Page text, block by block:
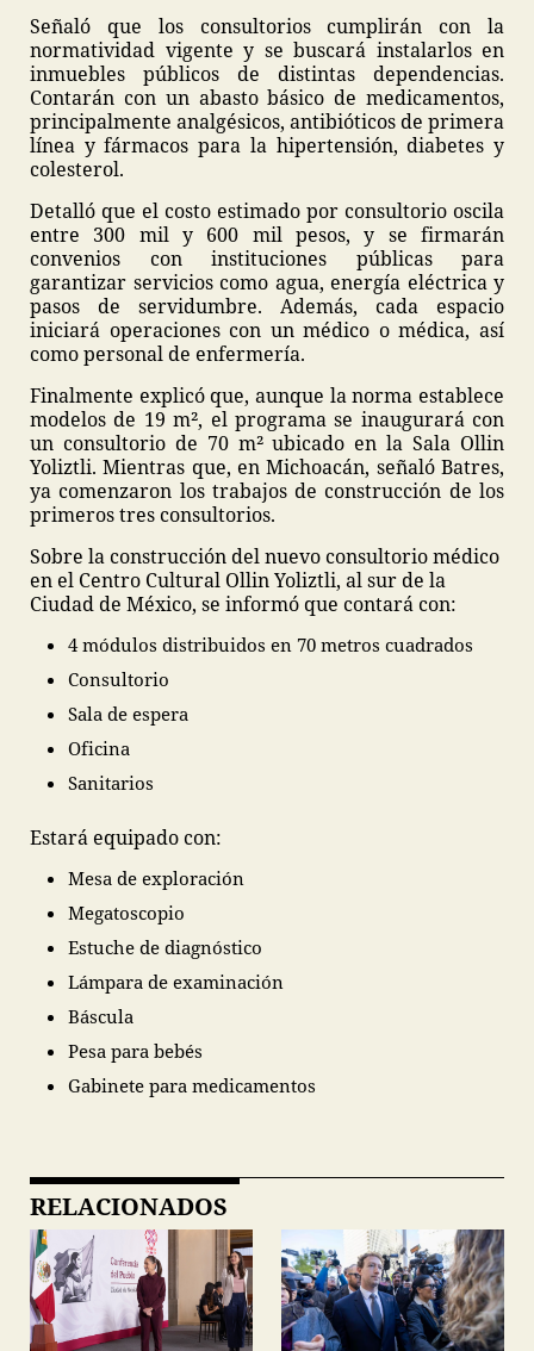
Señaló que los consultorios cumplirán con la
normatividad vigente y se buscará instalarlos en
inmuebles públicos de distintas dependencias.
Contarán con un abasto básico de medicamentos,
principalmente analgésicos, antibióticos de primera
línea y fármacos para la hipertensión, diabetes y
colesterol.
Detalló que el costo estimado por consultorio oscila
entre 300 mil y 600 mil pesos, y se firmarán
convenios con instituciones públicas para
garantizar servicios como agua, energía eléctrica y
pasos de servidumbre. Además, cada espacio
iniciará operaciones con un médico o médica, así
como personal de enfermería.
Finalmente explicó que, aunque la norma establece
modelos de 19 m², el programa se inaugurará con
un consultorio de 70 m² ubicado en la Sala Ollin
Yoliztli. Mientras que, en Michoacán, señaló Batres,
ya comenzaron los trabajos de construcción de los
primeros tres consultorios.
Sobre la construcción del nuevo consultorio médico
en el Centro Cultural Ollin Yoliztli, al sur de la
Ciudad de México, se informó que contará con:
4 módulos distribuidos en 70 metros cuadrados
Consultorio
Sala de espera
Oficina
Sanitarios
Estará equipado con:
Mesa de exploración
Megatoscopio
Estuche de diagnóstico
Lámpara de examinación
Báscula
Pesa para bebés
Gabinete para medicamentos
RELACIONADOS